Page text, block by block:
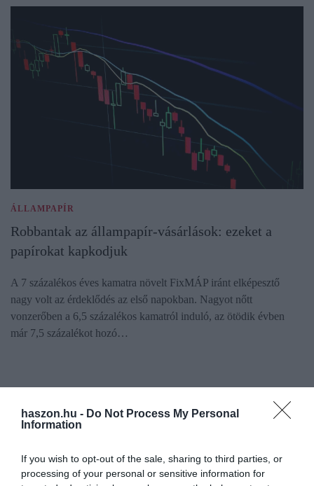
haszon.hu - Do Not Process My Personal
Information
If you wish to opt-out of the sale, sharing to third parties, or
processing of your personal or sensitive information for
ÁLLAMPAPÍR
Robbantak az állampapír-vásárlások: ezeket a
papírokat kapkodjuk
A 7 százalékos éves kamatra növelt FixMÁP iránt elképesztő
nagy volt az érdeklődés az első napokban. Nagyot nőtt
vonzerőben a 6,5 százalékos kamatról induló, az ötödik évben
már 7,5 százalékot hozó…